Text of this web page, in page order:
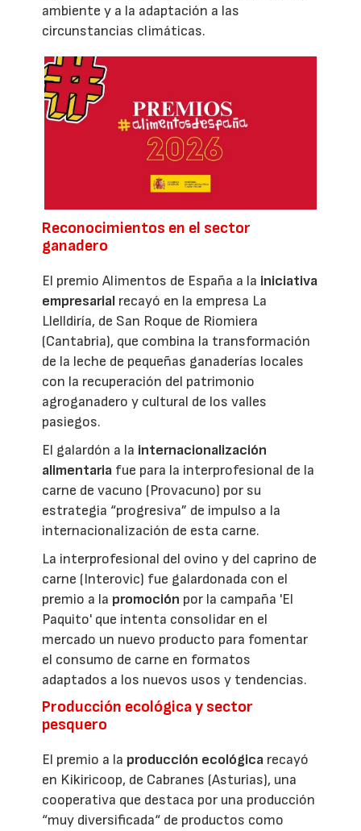
ambiente y a la adaptación a las
circunstancias climáticas.
Reconocimientos en el sector
ganadero
El premio Alimentos de España a la iniciativa
empresarial recayó en la empresa La
Llelldiría, de San Roque de Riomiera
(Cantabria), que combina la transformación
de la leche de pequeñas ganaderías locales
con la recuperación del patrimonio
agroganadero y cultural de los valles
pasiegos.
El galardón a la internacionalización
alimentaria fue para la interprofesional de la
carne de vacuno (Provacuno) por su
estrategia “progresiva” de impulso a la
internacionalización de esta carne.
La interprofesional del ovino y del caprino de
carne (Interovic) fue galardonada con el
premio a la promoción por la campaña 'El
Paquito' que intenta consolidar en el
mercado un nuevo producto para fomentar
el consumo de carne en formatos
adaptados a los nuevos usos y tendencias.
Producción ecológica y sector
pesquero
El premio a la producción ecológica recayó
en Kikiricoop, de Cabranes (Asturias), una
cooperativa que destaca por una producción
“muy diversificada“ de productos como